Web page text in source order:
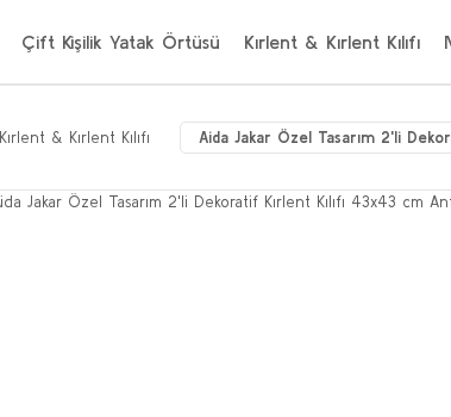
Çift Kişilik Yatak Örtüsü Kırlent & Kırlent Kılıfı
Kırlent & Kırlent Kılıfı Aida Jakar Özel Tasarım 2'li